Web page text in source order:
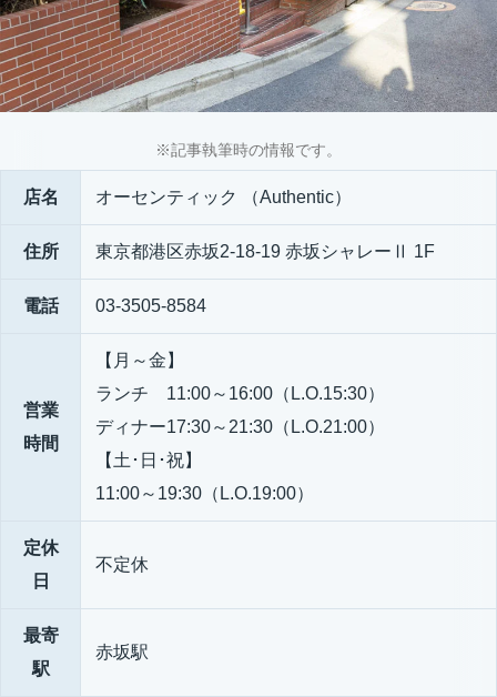
※記事執筆時の情報です。
店名 オーセンティック （Authentic）
住所 東京都港区赤坂2-18-19 赤坂シャレーⅡ 1F
電話 03-3505-8584
営業
時間
【月～金】
ランチ 11:00～16:00（L.O.15:30）
ディナー17:30～21:30（L.O.21:00）
【土･日･祝】
11:00～19:30（L.O.19:00）
定休
日
不定休
最寄
駅
赤坂駅